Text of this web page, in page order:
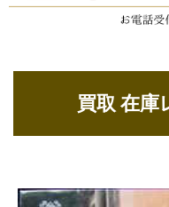
買取 在庫